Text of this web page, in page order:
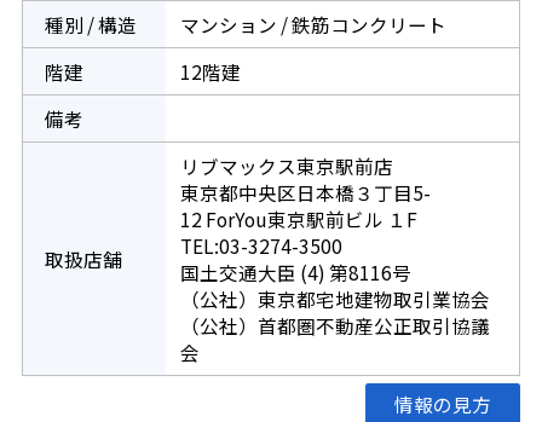
種別 / 構造
マンション / 鉄筋コンクリート
階建
12階建
備考
取扱店舗
リブマックス東京駅前店
東京都中央区日本橋３丁目5-
12 ForYou東京駅前ビル １F
TEL:03-3274-3500
国土交通大臣 (4) 第8116号
（公社）東京都宅地建物取引業協会
（公社）首都圏不動産公正取引協議
会
情報の見方